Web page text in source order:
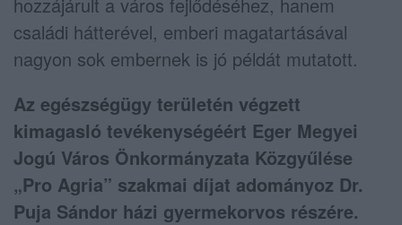
családi hátterével, emberi magatartásával
nagyon sok embernek is jó példát mutatott.
Az egészségügy területén végzett
kimagasló tevékenységéért Eger Megyei
Jogú Város Önkormányzata Közgyűlése
„Pro Agria” szakmai díjat adományoz Dr.
Puja Sándor házi gyermekorvos részére.